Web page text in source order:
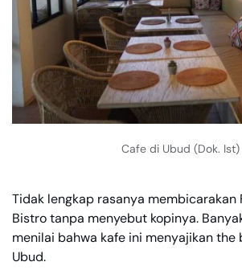
Cafe di Ubud (Dok. Ist)
Tidak lengkap rasanya membicarakan
Bistro tanpa menyebut kopinya.
menilai bahwa kafe ini menyajikan the
Ubud.